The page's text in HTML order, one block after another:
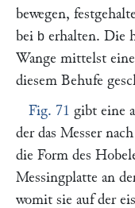
bewegen,
bei b erhalten. Die
Wange mittelst
diesem Behufe
Fig. 71 gibt eine
der das Messer
die Form des
Messingplatte an
womit sie auf der